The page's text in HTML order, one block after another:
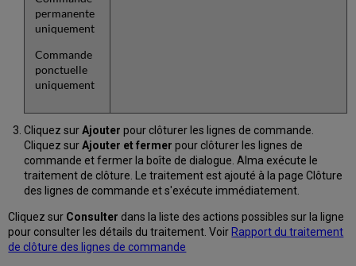
permanente
uniquement
Commande
ponctuelle
uniquement
Cliquez surAjouter pour clôturer les lignes de commande.
Cliquez surAjouter et fermer pour clôturer les lignes de
commande et fermer la boîte de dialogue. Alma exécute le
traitement de clôture. Le traitement est ajouté à la page Clôture
des lignes de commande et s'exécute immédiatement.
Cliquez sur Consulter dans la liste des actions possibles sur la ligne
pour consulter les détails du traitement. Voir Rapport du traitement
de clôture des lignes de commande